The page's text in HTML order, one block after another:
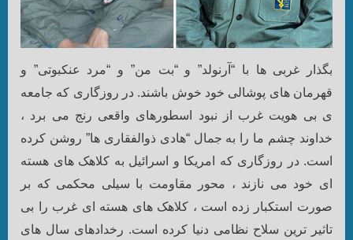
بگذار غربی ها با “آرنولد” و “بت من” و “مرد عنکبوتی” و
قهرمان های پوشالی خود خوش باشند. در روزگاری که جامعه
ی بی هویت غرب از نبود اسطورهای واقعی رنج می برد ،
خداوند چشم ما را به جمال “هادی ذوالفقاری ها” روشن کرده
است. در روزگاری که امریکا و اسرائیل به کلاهک های هسته
ای خود می نازند ، محور مقاومت با سیلی محکمی که بر
صورت استکبار زده است ، کلاهک های هسته ای غرب را بی
تاثیر ترین سلاح نظامی دنیا کرده است. رخدادهای سال های